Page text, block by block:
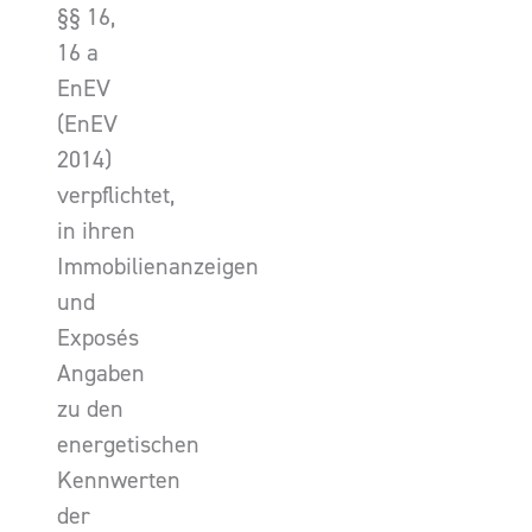
§§ 16,
16 a
EnEV
(EnEV
2014)
verpflichtet,
in ihren
Immobilienanzeigen
und
Exposés
Angaben
zu den
energetischen
Kennwerten
der